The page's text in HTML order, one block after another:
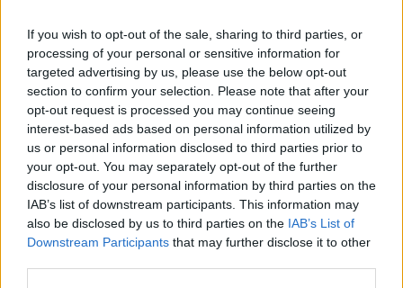
If you wish to opt-out of the sale, sharing to third parties, or
processing of your personal or sensitive information for
targeted advertising by us, please use the below opt-out
section to confirm your selection. Please note that after your
opt-out request is processed you may continue seeing
interest-based ads based on personal information utilized by
us or personal information disclosed to third parties prior to
your opt-out. You may separately opt-out of the further
disclosure of your personal information by third parties on the
IAB’s list of downstream participants. This information may
also be disclosed by us to third parties on the IAB’s List of
Downstream Participants that may further disclose it to other